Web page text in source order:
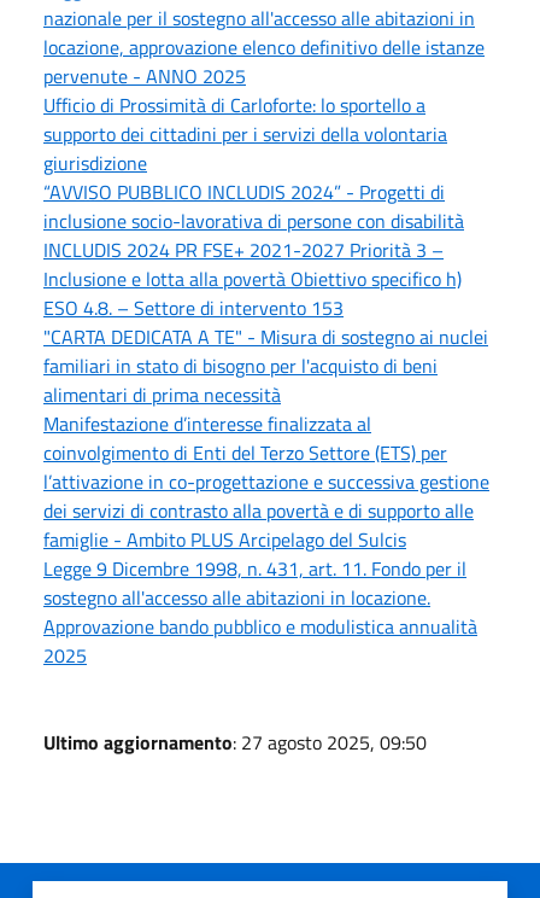
nazionale per il sostegno all'accesso alle abitazioni in
locazione, approvazione elenco definitivo delle istanze
pervenute - ANNO 2025
Ufficio di Prossimità di Carloforte: lo sportello a
supporto dei cittadini per i servizi della volontaria
giurisdizione
“AVVISO PUBBLICO INCLUDIS 2024” - Progetti di
inclusione socio-lavorativa di persone con disabilità
INCLUDIS 2024 PR FSE+ 2021-2027 Priorità 3 –
Inclusione e lotta alla povertà Obiettivo specifico h)
ESO 4.8. – Settore di intervento 153
"CARTA DEDICATA A TE" - Misura di sostegno ai nuclei
familiari in stato di bisogno per l'acquisto di beni
alimentari di prima necessità
Manifestazione d’interesse finalizzata al
coinvolgimento di Enti del Terzo Settore (ETS) per
l’attivazione in co-progettazione e successiva gestione
dei servizi di contrasto alla povertà e di supporto alle
famiglie - Ambito PLUS Arcipelago del Sulcis
Legge 9 Dicembre 1998, n. 431, art. 11. Fondo per il
sostegno all'accesso alle abitazioni in locazione.
Approvazione bando pubblico e modulistica annualità
2025
Ultimo aggiornamento: 27 agosto 2025, 09:50